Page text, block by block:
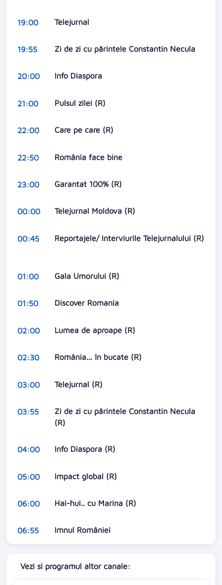
19:00 Telejurnal
19:55 Zi de zi cu părintele Constantin Necula
20:00 Info Diaspora
21:00 Pulsul zilei (R)
22:00 Care pe care (R)
22:50 România face bine
23:00 Garantat 100% (R)
00:00 Telejurnal Moldova (R)
00:45 Reportajele/ Interviurile Telejurnalului (R)
01:00 Gala Umorului (R)
01:50 Discover Romania
02:00 Lumea de aproape (R)
02:30 România... în bucate (R)
03:00 Telejurnal (R)
03:55
Zi de zi cu părintele Constantin Necula
(R)
04:00 Info Diaspora (R)
05:00 Impact global (R)
06:00 Hai-hui.. cu Marina (R)
06:55 Imnul României
Vezi si programul altor canale: